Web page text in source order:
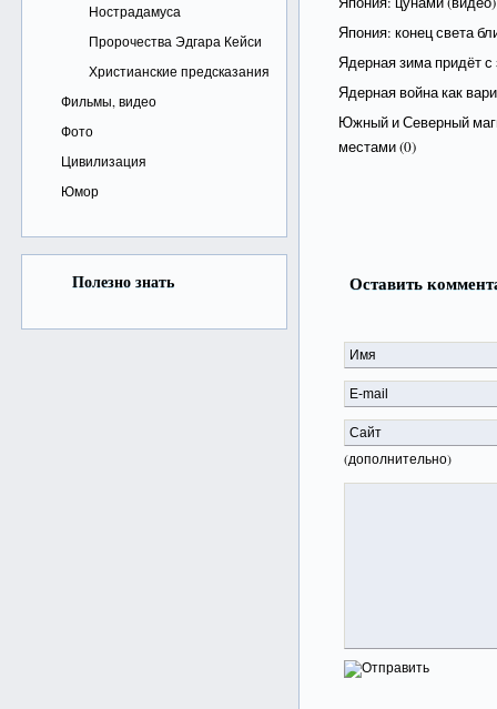
Нострадамуса
Пророчества Эдгара Кейси
Христианские предсказания
Фильмы, видео
Фото
Цивилизация
Юмор
Полезно знать
Япония: конец света
Ядерная зима придёт с
Ядерная война как
Южный и Северный
местами(0)
Оставить
(дополнительно)